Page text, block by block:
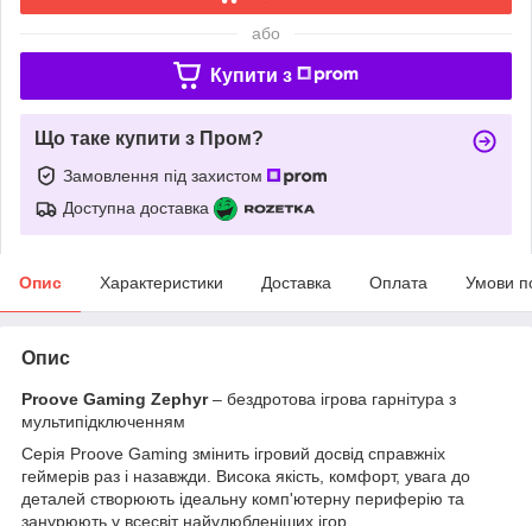
або
Купити з
Що таке купити з Пром?
Замовлення під захистом
Доступна доставка
Опис Характеристики Доставка Оплата Умови
Опис
Proove Gaming Zephyr– бездротова ігрова гарнітура з
мультипідключенням
Серія Proove Gaming змінить ігровий досвід справжніх
геймерів раз і назавжди. Висока якість, комфорт, увага до
деталей створюють ідеальну комп'ютерну периферію та
занурюють у всесвіт найулюбленіших ігор.